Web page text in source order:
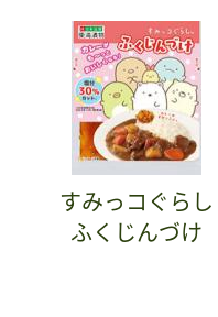
すみっコぐらし
ふくじんづけ